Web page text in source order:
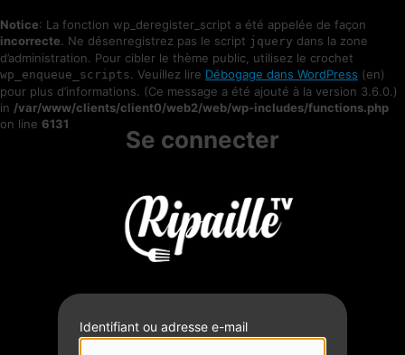
Notice: La fonction wp_deregister_script a été appelée de façon
incorrecte. Ne désenregistrez pas le script jquery dans la zone
d’administration. Pour cibler le thème public, utilisez le crochet
wp_enqueue_scripts. Veuillez lire Débogage dans WordPress (en)
pour plus d’informations. (Ce message a été ajouté à la version 3.6.0.)
in /var/www/clients/client0/web2/web/wp-includes/functions.php
on line 6131
Se connecter
Identifiant ou adresse e-mail